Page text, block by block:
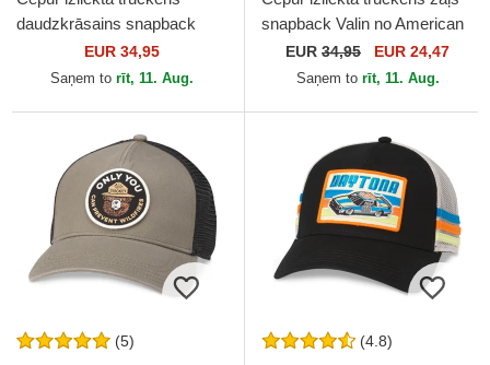
daudzkrāsains snapback
Twill Valin Patch no American
Needle
EUR 34,95
Saņem to rīt, 11. Aug.
snapback Valin no American
Needle
EUR 34,95 EUR 24,47
Saņem to rīt, 11. Aug.
(5) (4.8)